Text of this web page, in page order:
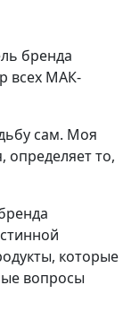
бренда
всех МАК-
сам. Моя
определяет то,
которые
вопросы